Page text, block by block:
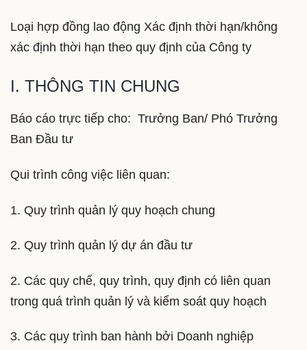
Loại hợp đồng lao động Xác định thời hạn/không
xác định thời hạn theo quy định của Công ty
I. THÔNG TIN CHUNG
Báo cáo trực tiếp cho: Trưởng Ban/ Phó Trưởng
Ban Đầu tư
Qui trình công việc liên quan:
1. Quy trình quản lý quy hoạch chung
2. Quy trình quản lý dự án đầu tư
2. Các quy chế, quy trình, quy định có liên quan
trong quá trình quản lý và kiểm soát quy hoạch
3. Các quy trình ban hành bởi Doanh nghiệp